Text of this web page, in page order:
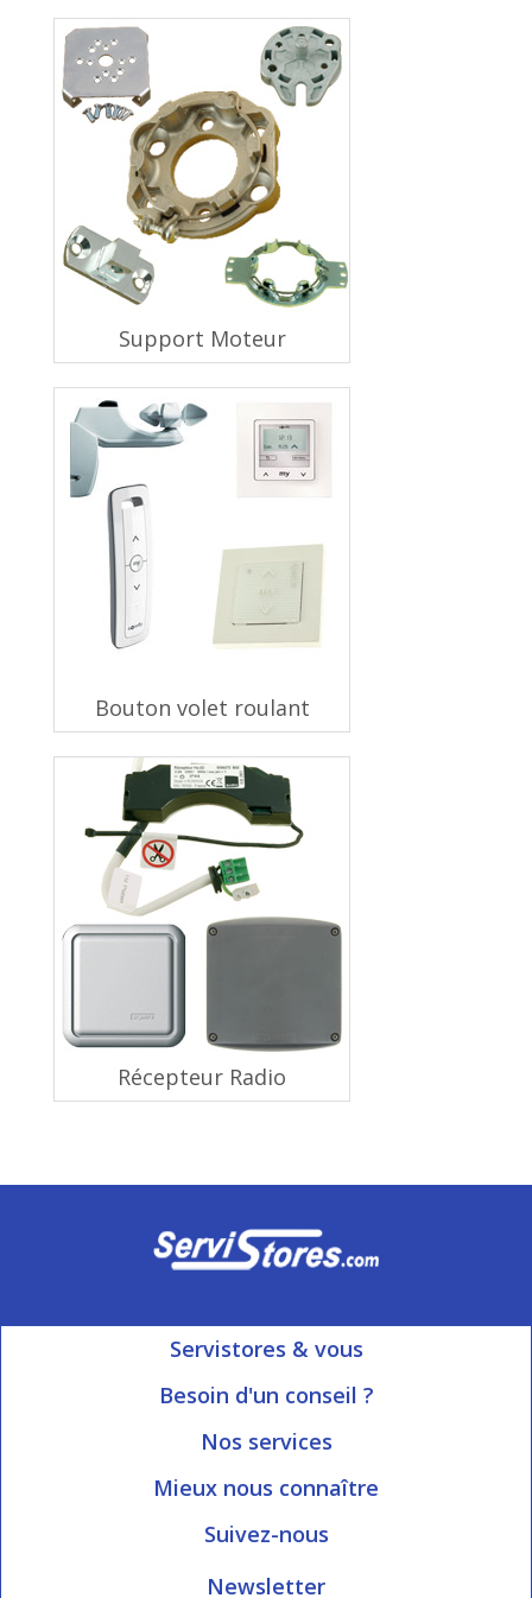
Support Moteur
Bouton volet roulant
Récepteur Radio
Servistores & vous
Mon compte
Besoin d'un conseil ?
Ouvert du Lundi au Vendredi
Nos services
Informations livraison
Blog Servistores
Plan du site
Mieux nous connaître
Qui sommes-nous?
Suivez-nous
Newsletter